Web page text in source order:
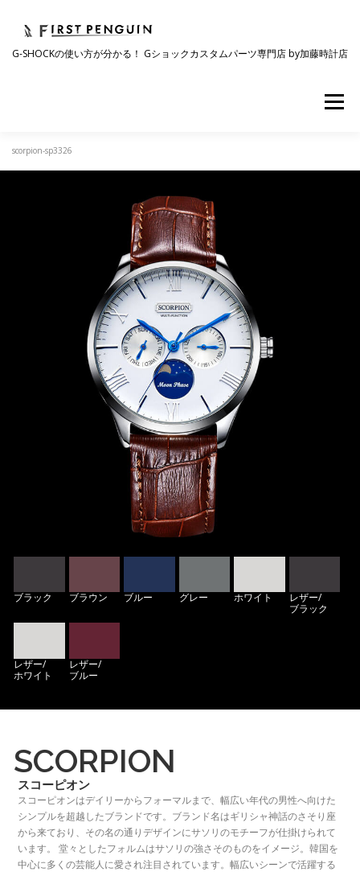
G-SHOCKの使い方が分かる！ Gショックカスタムパーツ専門店 by加藤時計店
メニュー
ラインナップ ショップリスト
scorpion-sp3326
ブラック ブラウン ブルー グレー ホワイト
レザー/
ブラック
レザー/
ホワイト
レザー/
ブルー
SCORPION
スコーピオン
スコーピオンはデイリーからフォーマルまで、幅広い年代の男性へ向けた
シンプルを超越したブランドです。ブランド名はギリシャ神話のさそり座
から来ており、その名の通りデザインにサソリのモチーフが仕掛けられて
います。 堂々としたフォルムはサソリの強さそのものをイメージ。韓国を
中心に多くの芸能人に愛され注目されています。幅広いシーンで活躍する